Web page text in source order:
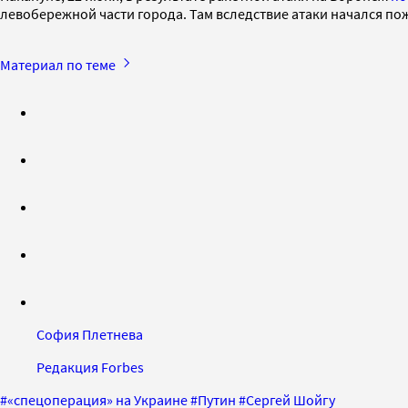
левобережной части города. Там вследствие атаки начался
Материал по теме
София Плетнева
Редакция Forbes
#«спецоперация» на Украине#Путин #Сергей Шойгу